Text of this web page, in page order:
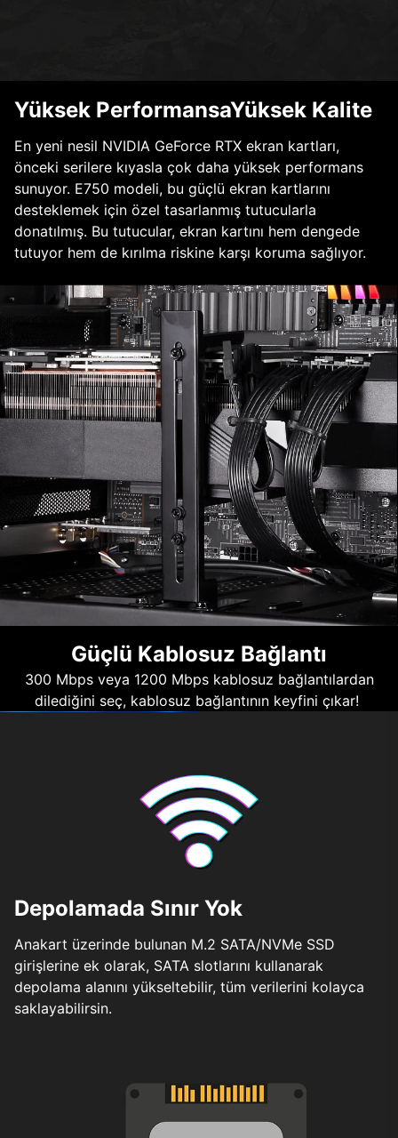
Yüksek PerformansaYüksek Kalite
En yeni nesil NVIDIA GeForce RTX ekran kartları,
önceki serilere kıyasla çok daha yüksek performans
sunuyor. E750 modeli, bu güçlü ekran kartlarını
desteklemek için özel tasarlanmış tutucularla
donatılmış. Bu tutucular, ekran kartını hem dengede
tutuyor hem de kırılma riskine karşı koruma sağlıyor.
Güçlü Kablosuz Bağlantı
300 Mbps veya 1200 Mbps kablosuz bağlantılardan
dilediğini seç, kablosuz bağlantının keyfini çıkar!
Depolamada Sınır Yok
Anakart üzerinde bulunan M.2 SATA/NVMe SSD
girişlerine ek olarak, SATA slotlarını kullanarak
depolama alanını yükseltebilir, tüm verilerini kolayca
saklayabilirsin.